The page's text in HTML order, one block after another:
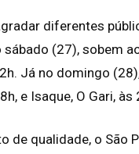
diferentes
(27), sobem
Já no domingo
e Isaque, O Gari, às
de qualidade, o São